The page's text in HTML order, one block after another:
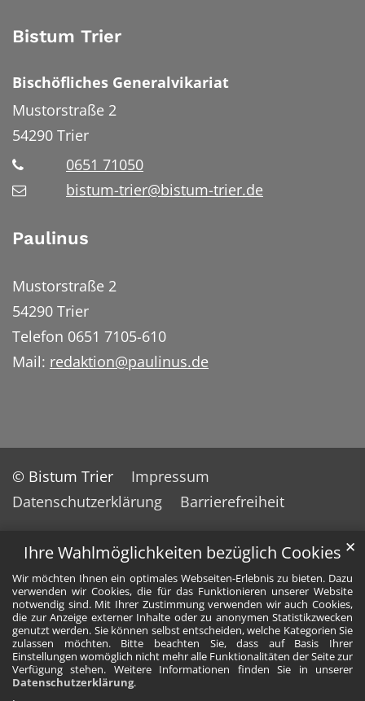
Ihre Wahlmöglichkeiten bezüglich Cookies
Wir möchten Ihnen ein optimales Webseiten-Erlebnis zu bieten. Dazu
verwenden wir Cookies, die für das Funktionieren unserer Website
notwendig sind. Mit Ihrer Zustimmung verwenden wir auch Cookies,
die zur Anzeige externer Inhalte oder zu anonymen Statistikzwecken
genutzt werden. Sie können selbst entscheiden, welche Kategorien Sie
zulassen möchten. Bitte beachten Sie, dass auf Basis Ihrer
Einstellungen womöglich nicht mehr alle Funktionalitäten der Seite zur
Verfügung stehen. Weitere Informationen finden Sie in unserer
Datenschutzerklärung.
✕
Bistum Trier
Bischöfliches Generalvikariat
Mustorstraße 2
54290 Trier
0651 71050
bistum-trier@bistum-trier.de
Paulinus
Mustorstraße 2
54290 Trier
Telefon 0651 7105-610
Mail: redaktion@paulinus.de
© Bistum Trier
Impressum
Datenschutzerklärung
Barrierefreiheit